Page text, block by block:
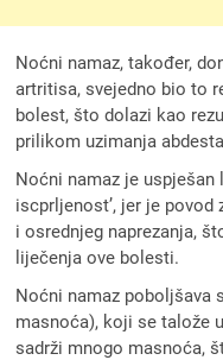
Noćni namaz, također,
artritisa, svejedno bio to
bolest, što dolazi kao
prilikom uzimanja
Noćni namaz je uspješan
iscprljenost’, jer je povod
i osrednjeg naprezanja,
liječenja ove bolesti.
Noćni namaz poboljšava
masnoća), koji se talože
sadrži mnogo masnoća,